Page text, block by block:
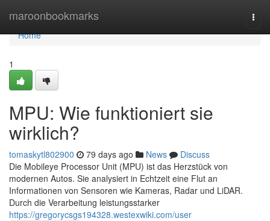
maroonbookmarks
Home
Home
1
MPU: Wie funktioniert sie
wirklich?
tomaskytl802900 79 days ago News
Discuss
Die Mobileye Processor Unit (MPU) ist das Herzstück von
modernen Autos. Sie analysiert in Echtzeit eine Flut an
Informationen von Sensoren wie Kameras, Radar und LiDAR.
Durch die Verarbeitung leistungsstarker
https://gregorycsgs194328.westexwiki.com/user